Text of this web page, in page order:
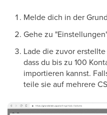
Melde dich in der
Gehe zu
Lade die zuvor
dass du bis zu 100
importieren kannst.
teile sie auf mehrere